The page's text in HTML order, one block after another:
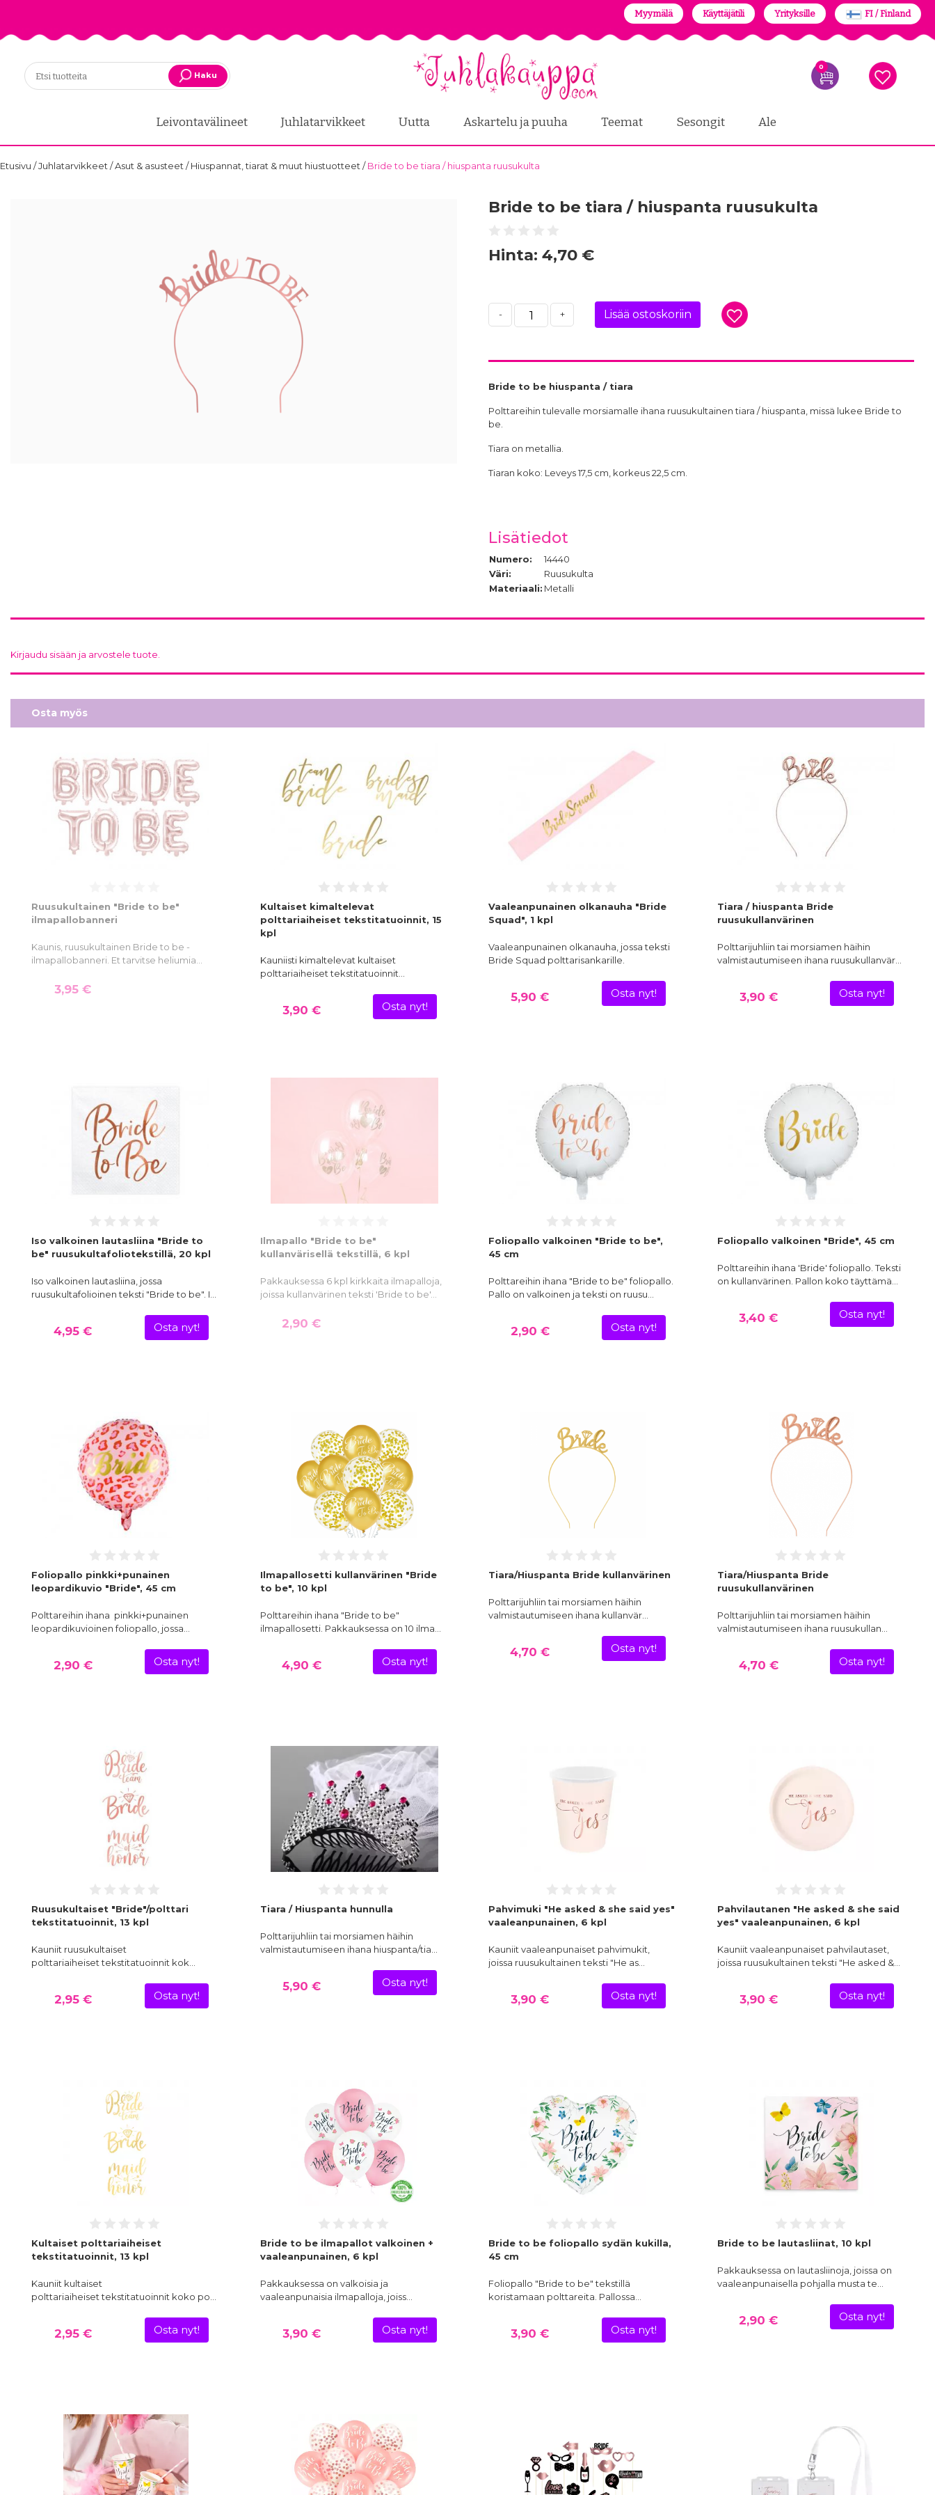
Myymälä Käyttäjätili Yrityksille FI / Finland
Haku
0
Leivontavälineet Juhlatarvikkeet Uutta Askartelu ja puuha Teemat Sesongit Ale
Etusivu /Juhlatarvikkeet /Asut & asusteet /Hiuspannat, tiarat & muut hiustuotteet /Bride to be tiara / hiuspanta ruusukulta
Bride to be tiara / hiuspanta ruusukulta
Hinta: 4,70 €
- + Lisää ostoskoriin
Bride to be hiuspanta / tiara
Polttareihin tulevalle morsiamalle ihana ruusukultainen tiara / hiuspanta, missä lukee Bride to
be.
Tiara on metallia.
Tiaran koko: Leveys 17,5 cm, korkeus 22,5 cm.
Lisätiedot
Numero:
14440
Väri:
Ruusukulta
Materiaali: Metalli
Kirjaudu sisään ja arvostele tuote.
Osta myös
Ruusukultainen "Bride to be"
ilmapallobanneri
Kaunis, ruusukultainen Bride to be -
ilmapallobanneri. Et tarvitse heliumia…
3,95 €
Kultaiset kimaltelevat
polttariaiheiset tekstitatuoinnit, 15
kpl
Kauniisti kimaltelevat kultaiset
polttariaiheiset tekstitatuoinnit…
3,90 € Osta nyt!
Vaaleanpunainen olkanauha "Bride
Squad", 1 kpl
Vaaleanpunainen olkanauha, jossa teksti
Bride Squad polttarisankarille.
5,90 € Osta nyt!
Tiara / hiuspanta Bride
ruusukullanvärinen
Polttarijuhliin tai morsiamen häihin
valmistautumiseen ihana ruusukullanvär…
3,90 € Osta nyt!
Iso valkoinen lautasliina "Bride to
be" ruusukultafoliotekstillä, 20 kpl
Iso valkoinen lautasliina, jossa
ruusukultafolioinen teksti "Bride to be". I…
4,95 € Osta nyt!
Ilmapallo "Bride to be"
kullanvärisellä tekstillä, 6 kpl
Pakkauksessa 6 kpl kirkkaita ilmapalloja,
joissa kullanvärinen teksti 'Bride to be'…
2,90 €
Foliopallo valkoinen "Bride to be",
45 cm
Polttareihin ihana "Bride to be" foliopallo.
Pallo on valkoinen ja teksti on ruusu…
2,90 € Osta nyt!
Foliopallo valkoinen "Bride", 45 cm
Polttareihin ihana 'Bride' foliopallo. Teksti
on kullanvärinen. Pallon koko täyttämä…
3,40 € Osta nyt!
Foliopallo pinkki+punainen
leopardikuvio "Bride", 45 cm
Polttareihin ihana pinkki+punainen
leopardikuvioinen foliopallo, jossa…
2,90 € Osta nyt!
Ilmapallosetti kullanvärinen "Bride
to be", 10 kpl
Polttareihin ihana "Bride to be"
ilmapallosetti. Pakkauksessa on 10 ilma…
4,90 € Osta nyt!
Tiara/Hiuspanta Bride kullanvärinen
Polttarijuhliin tai morsiamen häihin
valmistautumiseen ihana kullanvär…
4,70 € Osta nyt!
Tiara/Hiuspanta Bride
ruusukullanvärinen
Polttarijuhliin tai morsiamen häihin
valmistautumiseen ihana ruusukullan…
4,70 € Osta nyt!
Ruusukultaiset "Bride"/polttari
tekstitatuoinnit, 13 kpl
Kauniit ruusukultaiset
polttariaiheiset tekstitatuoinnit kok…
2,95 € Osta nyt!
Tiara / Hiuspanta hunnulla
Polttarijuhliin tai morsiamen häihin
valmistautumiseen ihana hiuspanta/tia…
5,90 € Osta nyt!
Pahvimuki "He asked & she said yes"
vaaleanpunainen, 6 kpl
Kauniit vaaleanpunaiset pahvimukit,
joissa ruusukultainen teksti "He as…
3,90 € Osta nyt!
Pahvilautanen "He asked & she said
yes" vaaleanpunainen, 6 kpl
Kauniit vaaleanpunaiset pahvilautaset,
joissa ruusukultainen teksti "He asked &…
3,90 € Osta nyt!
Kultaiset polttariaiheiset
tekstitatuoinnit, 13 kpl
Kauniit kultaiset
polttariaiheiset tekstitatuoinnit koko po…
2,95 € Osta nyt!
Bride to be ilmapallot valkoinen +
vaaleanpunainen, 6 kpl
Pakkauksessa on valkoisia ja
vaaleanpunaisia ilmapalloja, joiss…
3,90 € Osta nyt!
Bride to be foliopallo sydän kukilla,
45 cm
Foliopallo "Bride to be" tekstillä
koristamaan polttareita. Pallossa…
3,90 € Osta nyt!
Bride to be lautasliinat, 10 kpl
Pakkauksessa on lautasliinoja, joissa on
vaaleanpunaisella pohjalla musta te…
2,90 € Osta nyt!